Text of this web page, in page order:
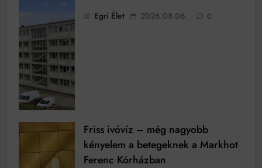
Egri Élet 2026.08.06. 0
Friss ivóvíz – még nagyobb
kényelem a betegeknek a Markhot
Ferenc Kórházban